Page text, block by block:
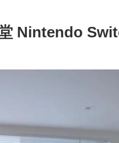
Nintendo